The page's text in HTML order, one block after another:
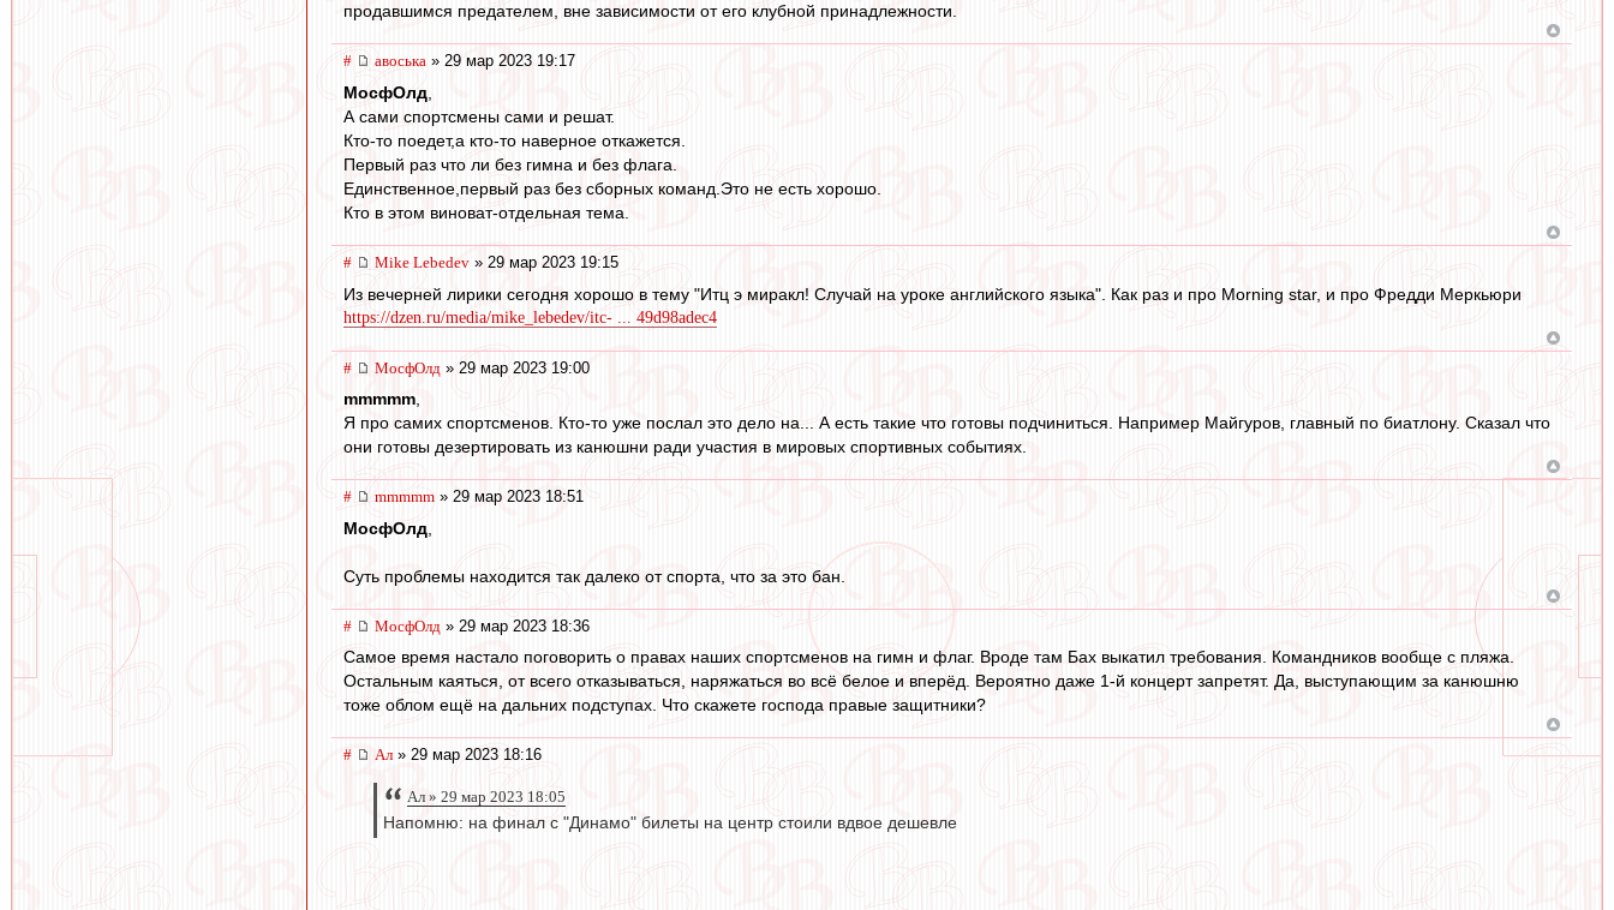
продавшимся предателем, вне зависимости от его клубной принадлежности.
# авоська » 29 мар 2023 19:17
МосфОлд
А сами спортсмены сами и решат.
Кто-то поедет,а кто-то наверное откажется.
Первый раз что ли без гимна и без флага.
Единственное,первый раз без сборных команд.Это не есть хорошо.
Кто в этом виноват-отдельная тема.
# Mike Lebedev » 29 мар 2023 19:15
Из вечерней лирики сегодня хорошо в тему "Итц э миракл! Случай на уроке английского языка". Как раз и про Morning star, и про Фредди Меркьюри
https://dzen.ru/media/mike_lebedev/itc- ... 49d98adec4
# МосфОлд » 29 мар 2023 19:00
mmmmm,
Я про самих спортсменов. Кто-то уже послал это дело на... А есть такие что готовы подчиниться. Например Майгуров, главный по биатлону. Сказал что
они готовы дезертировать из канюшни ради участия в мировых спортивных событиях.
# mmmmm » 29 мар 2023 18:51
МосфОлд
Суть проблемы находится так далеко от спорта, что за это бан.
# МосфОлд » 29 мар 2023 18:36
Самое время настало поговорить о правах наших спортсменов на гимн и флаг. Вроде там Бах выкатил требования. Командников вообще с пляжа.
Остальным каяться, от всего отказываться, наряжаться во всё белое и вперёд. Вероятно даже 1-й концерт запретят. Да, выступающим за канюшню
тоже облом ещё на дальних подступах. Что скажете господа правые защитники?
# Ал » 29 мар 2023 18:16
Ал » 29 мар 2023 18:05
Напомню: на финал с "Динамо" билеты на центр стоили вдвое дешевле